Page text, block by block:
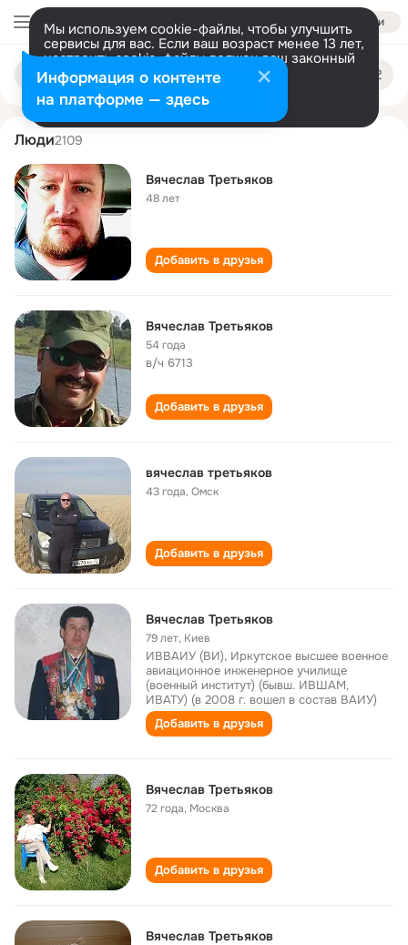
Войти
Мы используем cookie-файлы, чтобы улучшить
сервисы для вас. Если ваш возраст менее 13 лет,
настроить cookie-файлы должен ваш законный
представитель. Больше информации
Разрешить все Настроить
Поиск
людям
vyacheslav tretyakov
Люди2109
Вячеслав Третьяков
48 лет
Добавить в друзья
Вячеслав Третьяков
54 года
в/ч 6713
Добавить в друзья
вячеслав третьяков
43 года,Омск
Добавить в друзья
Вячеслав Третьяков
79 лет, Киев
ИВВАИУ (ВИ), Иркутское высшее военное
авиационное инженерное училище
(военный институт) (бывш. ИВШАМ,
ИВАТУ) (в 2008 г. вошел в состав ВАИУ)
Добавить в друзья
Вячеслав Третьяков
72 года, Москва
Добавить в друзья
Вячеслав Третьяков
Информация о контенте
на платформе — здесь